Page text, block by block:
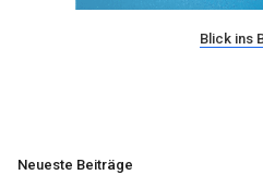
Blick ins
Neueste Beiträge